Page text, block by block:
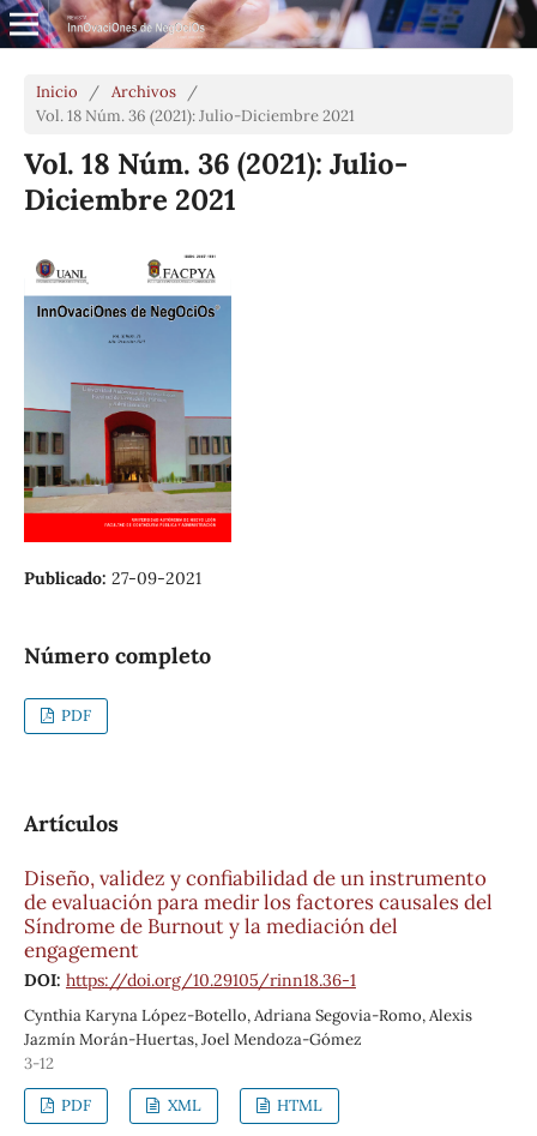
Inicio / Archivos
/
Vol. 18 Núm. 36 (2021): Julio-Diciembre 2021
Vol. 18 Núm. 36 (2021): Julio-
Diciembre 2021
Publicado: 27-09-2021
Número completo
PDF
Artículos
Diseño, validez y confiabilidad de un instrumento
de evaluación para medir los factores causales del
Síndrome de Burnout y la mediación del
engagement
DOI: https://doi.org/10.29105/rinn18.36-1
Cynthia Karyna López-Botello, Adriana Segovia-Romo, Alexis
Jazmín Morán-Huertas, Joel Mendoza-Gómez
3-12
PDF XML HTML